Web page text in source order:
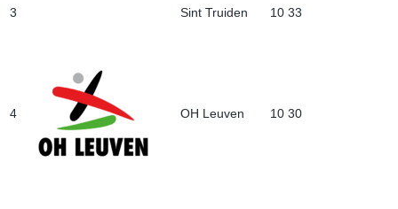
3 Sint Truiden 10 33
4 OH Leuven 10 30